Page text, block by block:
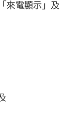
來電顯示」及